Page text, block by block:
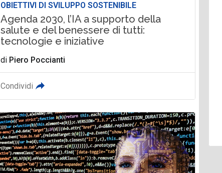
OBIETTIVI DI SVILUPPO SOSTENIBILE
Agenda 2030, l’IA a supporto della
salute e del benessere di tutti:
tecnologie e iniziative
di Piero Poccianti
Condividi